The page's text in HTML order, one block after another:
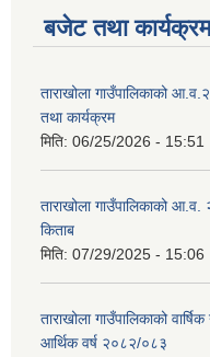
बजेट तथा कार्यक्रम
ताराखोला गाउँपालिकाको
तथा कार्यक्रम
मिति: 06/25/2026 - 15:51
ताराखोला गाउँपालिकाको
किताब
मिति: 07/29/2025 - 15:06
ताराखोला गाउँपालिकाको
आर्थिक वर्ष २०८२/०८३